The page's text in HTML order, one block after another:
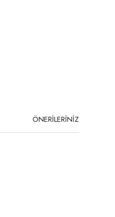
ÖNERİLERİNİZ